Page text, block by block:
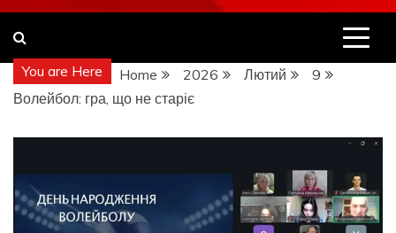
You are Here Home 2026 Лютий
9
Волейбол: гра, що не старіє